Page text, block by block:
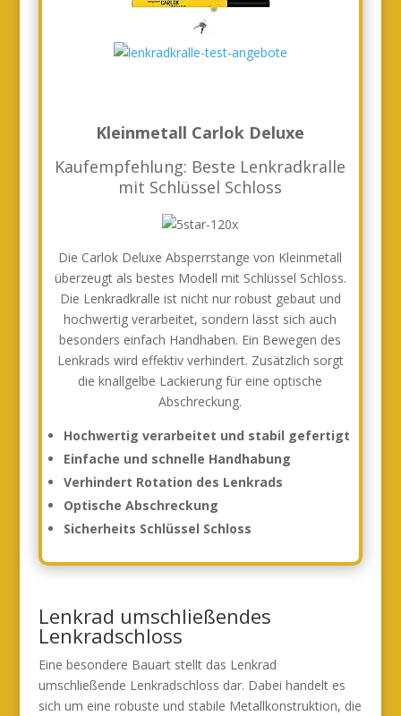
Kleinmetall Carlok Deluxe
Kaufempfehlung: Beste Lenkradkralle
mit Schlüssel Schloss
Die Carlok Deluxe Absperrstange von Kleinmetall
überzeugt als bestes Modell mit Schlüssel Schloss.
Die Lenkradkralle ist nicht nur robust gebaut und
hochwertig verarbeitet, sondern lässt sich auch
besonders einfach Handhaben. Ein Bewegen des
Lenkrads wird effektiv verhindert. Zusätzlich sorgt
die knallgelbe Lackierung für eine optische
Abschreckung.
Hochwertig verarbeitet und stabil gefertigt
Einfache und schnelle Handhabung
Verhindert Rotation des Lenkrads
Optische Abschreckung
Sicherheits Schlüssel Schloss
Lenkrad umschließendes
Lenkradschloss
Eine besondere Bauart stellt das Lenkrad
umschließende Lenkradschloss dar. Dabei handelt es
sich um eine robuste und stabile Metallkonstruktion, die